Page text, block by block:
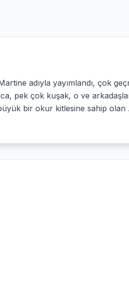
adıyla yayımlandı, çok
pek çok kuşak, o ve
bir okur kitlesine sahip